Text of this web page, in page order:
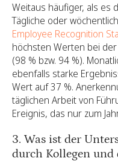
Weitaus häufiger, als es
Tägliche oder
Employee Recognition
höchsten Werten bei
(98 % bzw. 94 %).
ebenfalls starke
Wert auf 37 %.
täglichen Arbeit von
Ereignis, das nur zum
3. Was ist der
durch Kollegen